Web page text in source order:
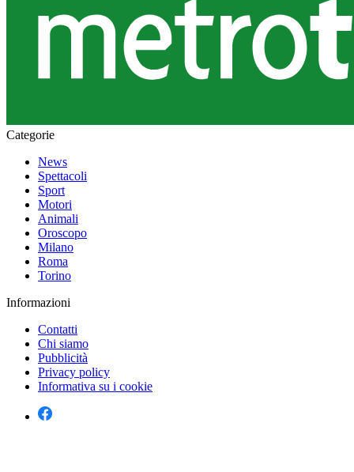
Categorie
News
Spettacoli
Sport
Motori
Animali
Oroscopo
Milano
Roma
Torino
Informazioni
Contatti
Chi siamo
Pubblicità
Privacy policy
Informativa su i cookie